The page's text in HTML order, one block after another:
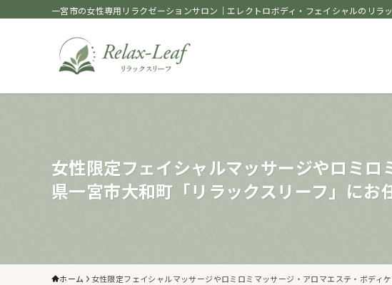
一宮市の女性専用リラクゼーションサロン｜エレクトロボディ・フェイシャルのリラ
女性限定フェイシャルマッサージやロミ
県一宮市大和町「リラックスリーフ」にお
ホーム 女性限定フェイシャルマッサージやロミロミマッサージ・アロマエステ・ボディ